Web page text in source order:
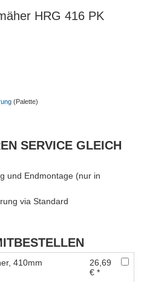
HRG 416 PK
(Palette)
SERVICE GLEICH
und Endmontage (nur in
via Standard
410mm
26,69
€ *